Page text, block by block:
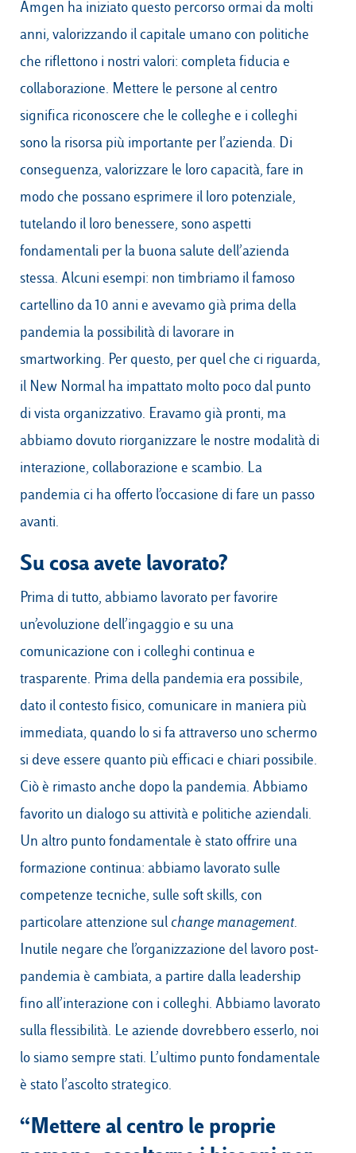
Amgen ha iniziato questo percorso ormai da molti
anni, valorizzando il capitale umano con politiche
che riflettono i nostri valori: completa fiducia e
collaborazione. Mettere le persone al centro
significa riconoscere che le colleghe e i colleghi
sono la risorsa più importante per l’azienda. Di
conseguenza, valorizzare le loro capacità, fare in
modo che possano esprimere il loro potenziale,
tutelando il loro benessere, sono aspetti
fondamentali per la buona salute dell’azienda
stessa. Alcuni esempi: non timbriamo il famoso
cartellino da 10 anni e avevamo già prima della
pandemia la possibilità di lavorare in
smartworking. Per questo, per quel che ci riguarda,
il New Normal ha impattato molto poco dal punto
di vista organizzativo. Eravamo già pronti, ma
abbiamo dovuto riorganizzare le nostre modalità di
interazione, collaborazione e scambio. La
pandemia ci ha offerto l’occasione di fare un passo
avanti.
Su cosa avete lavorato?
Prima di tutto, abbiamo lavorato per favorire
un’evoluzione dell’ingaggio e su una
comunicazione con i colleghi continua e
trasparente. Prima della pandemia era possibile,
dato il contesto fisico, comunicare in maniera più
immediata, quando lo si fa attraverso uno schermo
si deve essere quanto più efficaci e chiari possibile.
Ciò è rimasto anche dopo la pandemia. Abbiamo
favorito un dialogo su attività e politiche aziendali.
Un altro punto fondamentale è stato offrire una
formazione continua: abbiamo lavorato sulle
competenze tecniche, sulle soft skills, con
particolare attenzione sul change management.
Inutile negare che l’organizzazione del lavoro post-
pandemia è cambiata, a partire dalla leadership
fino all’interazione con i colleghi. Abbiamo lavorato
sulla flessibilità. Le aziende dovrebbero esserlo, noi
lo siamo sempre stati. L’ultimo punto fondamentale
è stato l’ascolto strategico.
“Mettere al centro le proprie